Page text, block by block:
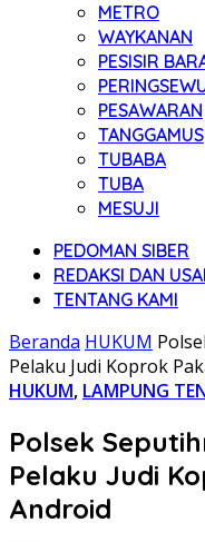
METRO
WAYKANAN
PESISIR
PESAWARAN
TANGGAMUS
TUBABA
TUBA
MESUJI
PEDOMAN SIBER
REDAKSI DAN
TENTANG KAMI
Beranda HUKUM
Pelaku Judi Koprok
HUKUM, LAMPUNG
Polsek
Pelaku Judi
Android